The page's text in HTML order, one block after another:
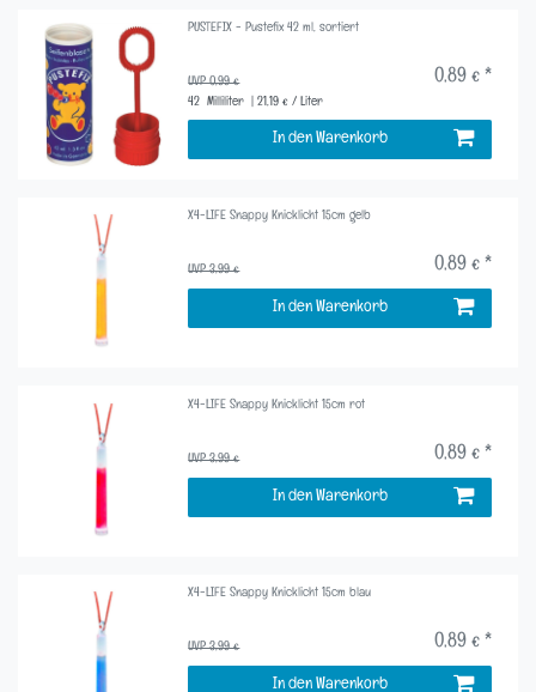
PUSTEFIX - Pustefix 42 ml, sortiert
UVP 0,99 € 0,89 € *
42 Milliliter | 21,19 € / Liter
In den Warenkorb
X4-LIFE Snappy Knicklicht 15cm gelb
UVP 3,99 € 0,89 € *
In den Warenkorb
X4-LIFE Snappy Knicklicht 15cm rot
UVP 3,99 € 0,89 € *
In den Warenkorb
X4-LIFE Snappy Knicklicht 15cm blau
UVP 3,99 € 0,89 € *
In den Warenkorb